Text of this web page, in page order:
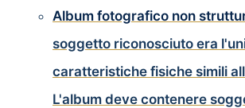
Album fotografico non
soggetto riconosciuto era
caratteristiche fisiche simili
L'album deve contenere